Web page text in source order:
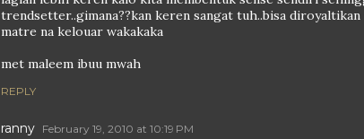
trendsetter..gimana??kan keren sangat tuh..bisa
matre na kelouar wakakaka
met maleem ibuu mwah
REPLY
ranny February 19, 2010 at 10:19 PM